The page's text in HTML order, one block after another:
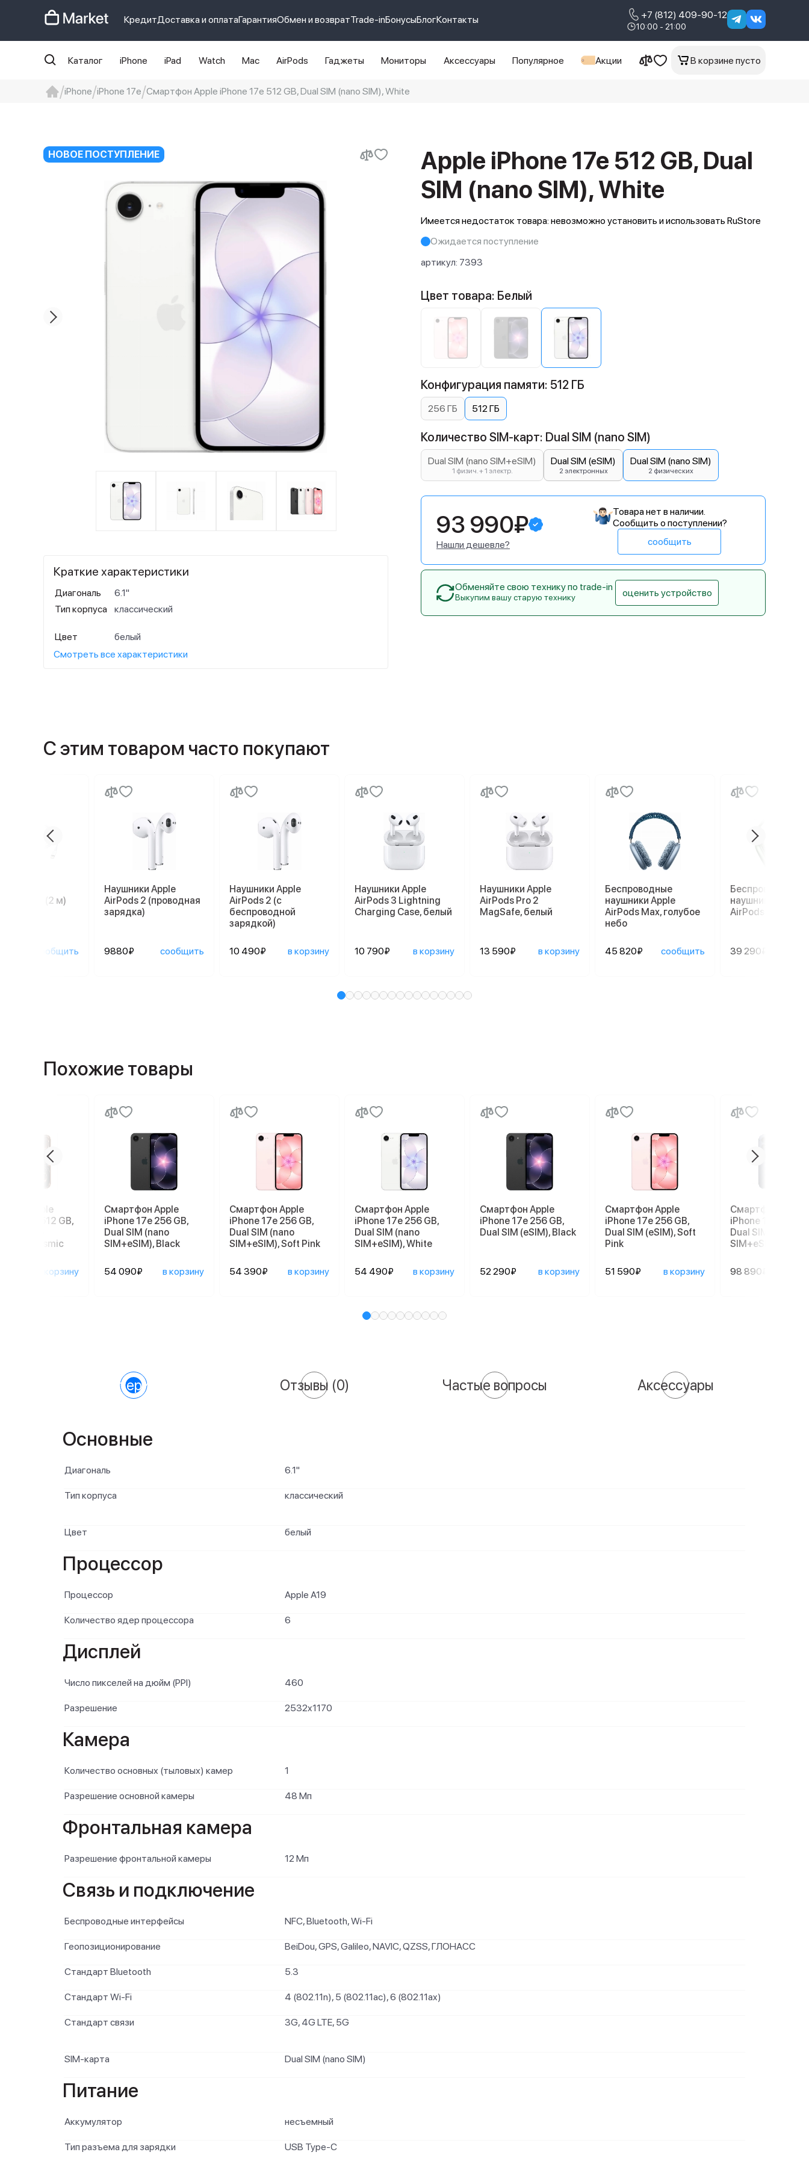
КредитДоставка и оплатаГарантияОбмен и возвратTrade-inБонусыБлогКонтакты +7 (812) 409-90-12
10:00 - 21:00
Каталог iPhone iPad Watch Mac AirPods Гаджеты Мониторы Аксессуары Популярное Акции В корзине пусто
iPhone iPhone 17e Смартфон Apple iPhone 17e 512 GB, Dual SIM (nano SIM), White
НОВОЕ ПОСТУПЛЕНИЕ
Apple iPhone 17e 512 GB, Dual
SIM (nano SIM), White
Имеется недостаток товара: невозможно установить и использовать RuStore
Ожидается поступление
артикул: 7393
Краткие характеристики
Диагональ
6.1"
Тип корпуса
классический
Цвет
белый
Смотреть все характеристики
Цвет товара: Белый
Конфигурация памяти: 512 ГБ
256 ГБ 512 ГБ
Количество SIM-карт: Dual SIM (nano SIM)
Dual SIM (nano SIM+eSIM)
1 физич. + 1 электр.
Dual SIM (eSIM)
2 электронных
Dual SIM (nano SIM)
2 физических
93 990₽
Нашли дешевле?
Товара нет в наличии.
Сообщить о поступлении?
сообщить
Обменяйте свою технику по trade-in
Выкупим вашу старую технику оценить устройство
С этим товаром часто покупают
USB (2 м)
сообщить
Наушники Apple
AirPods 2 (проводная
зарядка)
9880₽ сообщить
Наушники Apple
AirPods 2 (с
беспроводной
зарядкой)
10 490₽ в корзину
Наушники Apple
AirPods 3 Lightning
Charging Case, белый
10 790₽ в корзину
Наушники Apple
AirPods Pro 2
MagSafe, белый
13 590₽ в корзину
Беспроводные
наушники Apple
AirPods Max, голубое
небо
45 820₽ сообщить
Беспроводные
наушники Apple
AirPods Max,
39 290₽
Похожие товары
Apple
17 Pro 512 GB,
Cosmic
в корзину
Смартфон Apple
iPhone 17e 256 GB,
Dual SIM (nano
SIM+eSIM), Black
54 090₽ в корзину
Смартфон Apple
iPhone 17e 256 GB,
Dual SIM (nano
SIM+eSIM), Soft Pink
54 390₽ в корзину
Смартфон Apple
iPhone 17e 256 GB,
Dual SIM (nano
SIM+eSIM), White
54 490₽ в корзину
Смартфон Apple
iPhone 17e 256 GB,
Dual SIM (eSIM), Black
52 290₽ в корзину
Смартфон Apple
iPhone 17e 256 GB,
Dual SIM (eSIM), Soft
Pink
51 590₽ в корзину
Смартфон Apple
iPhone 17 Pro
Dual SIM (nano
SIM+eSIM), Deep
98 890₽
Характеристики Отзывы (0) Частые вопросы Аксессуары
Основные
Диагональ 6.1"
Тип корпуса классический
Цвет белый
Процессор
Процессор Apple A19
Количество ядер процессора 6
Дисплей
Число пикселей на дюйм (PPI) 460
Разрешение 2532x1170
Камера
Количество основных (тыловых) камер 1
Разрешение основной камеры 48 Мп
Фронтальная камера
Разрешение фронтальной камеры 12 Мп
Связь и подключение
Беспроводные интерфейсы NFC, Bluetooth, Wi-Fi
Геопозиционирование BeiDou, GPS, Galileo, NAVIC, QZSS, ГЛОНАСС
Стандарт Bluetooth 5.3
Стандарт Wi-Fi 4 (802.11n), 5 (802.11ac), 6 (802.11ax)
Стандарт связи 3G, 4G LTE, 5G
SIM-карта Dual SIM (nano SIM)
Питание
Аккумулятор несъемный
Тип разъема для зарядки USB Type-C